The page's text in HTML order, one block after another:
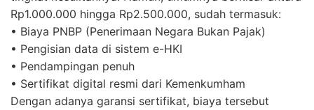
Rp1.000.000 hingga Rp2.500.000, sudah termasuk:
• Biaya PNBP (Penerimaan Negara Bukan Pajak)
• Pengisian data di sistem e-HKI
• Pendampingan penuh
• Sertifikat digital resmi dari Kemenkumham
Dengan adanya garansi sertifikat, biaya tersebut